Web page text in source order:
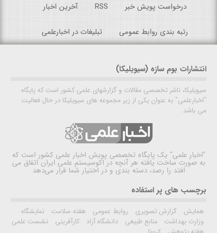
درخواست پویش خبر RSS آخرین اخبار
رتبه بندی روابط عمومی تبلیغات در اخبارعلمی
انتشارات بوم سازه (سیویلیکا)
سیویلیکا، ناشر تخصصی مقالات و گزارشهای علمی کشور است که پایگاه
"اخبارعلمی" به عنوان یکی از زیر مجموعه های سیویلیکا در حال فعالیت
می باشد.
"اخبار علمی" یک پایگاه تخصصی پویش اخبار علمی کشور است که
به صورت ساخت یافته هر آنچه در اکوسیستم علمی ایران اتفاق می
افتد را رصد، دسته بندی و در اختیار شما قرار می‌دهد
برچسب های پر استفاده
همایش گزارش تصویری روابط عمومی هفته سلامت
نمایشگاه
وزارت بهداشت
منابع طبیعی دانشگاه آزاد کارآفرینی
نشست علمی